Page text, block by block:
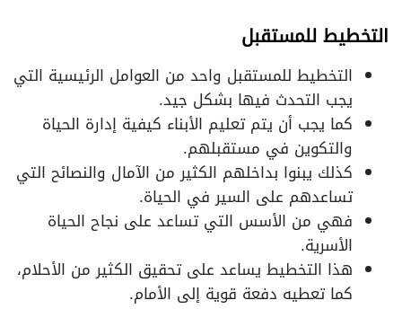
التخطيط للمستقبل
التخطيط للمستقبل واحد من العوامل الرئيسية التي
يجب التحدث فيها بشكل جيد.
كما يجب أن يتم تعليم الأبناء كيفية إدارة الحياة
والتكوين في مستقبلهم.
كذلك يبنوا بداخلهم الكثير من الآمال والنصائح التي
تساعدهم على السير في الحياة.
فهي من الأسس التي تساعد على نجاح الحياة
الأسرية.
هذا التخطيط يساعد على تحقيق الكثير من الأحلام،
كما تعطيه دفعة قوية إلى الأمام.